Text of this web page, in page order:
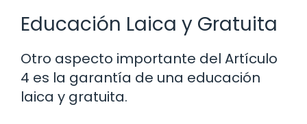
Educación Laica y Gratuita
Otro aspecto importante del Artículo
4 es la garantía de una educación
laica y gratuita.